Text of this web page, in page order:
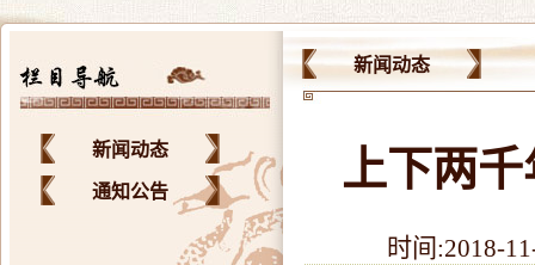
新闻动态
通知公告
新闻动态
上下两
时间:2018-